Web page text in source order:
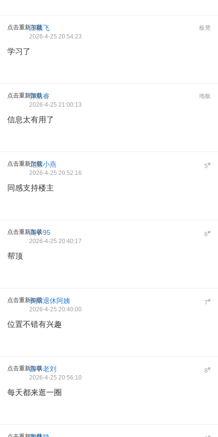
点击重新加载 板凳
汪颖飞
2026-4-25 20:54:23
学习了
点击重新加载 地板
郭浩睿
2026-4-25 21:00:13
信息太有用了
点击重新加载 5#
北漂小燕
2026-4-25 20:52:16
同感支持楼主
点击重新加载 6#
高子95
2026-4-25 20:40:17
帮顶
点击重新加载 7#
长阳退休阿姨
2026-4-25 20:40:00
位置不错有兴趣
点击重新加载 8#
昌平老刘
2026-4-25 20:56:10
每天都来逛一圈